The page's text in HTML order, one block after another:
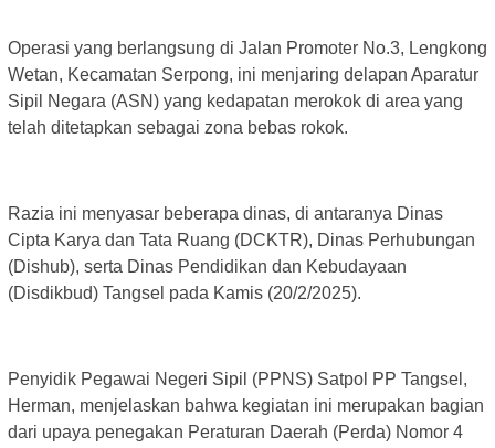
Operasi yang berlangsung di Jalan Promoter No.3, Lengkong
Wetan, Kecamatan Serpong, ini menjaring delapan Aparatur
Sipil Negara (ASN) yang kedapatan merokok di area yang
telah ditetapkan sebagai zona bebas rokok.
Razia ini menyasar beberapa dinas, di antaranya Dinas
Cipta Karya dan Tata Ruang (DCKTR), Dinas Perhubungan
(Dishub), serta Dinas Pendidikan dan Kebudayaan
(Disdikbud) Tangsel pada Kamis (20/2/2025).
Penyidik Pegawai Negeri Sipil (PPNS) Satpol PP Tangsel,
Herman, menjelaskan bahwa kegiatan ini merupakan bagian
dari upaya penegakan Peraturan Daerah (Perda) Nomor 4